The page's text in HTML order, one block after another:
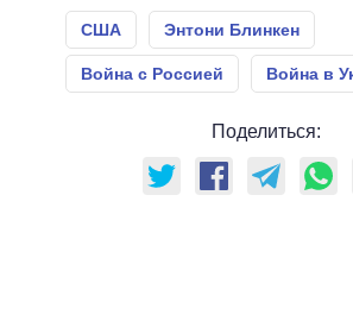
США Энтони Блинкен
Война с Россией Война в
Поделиться: